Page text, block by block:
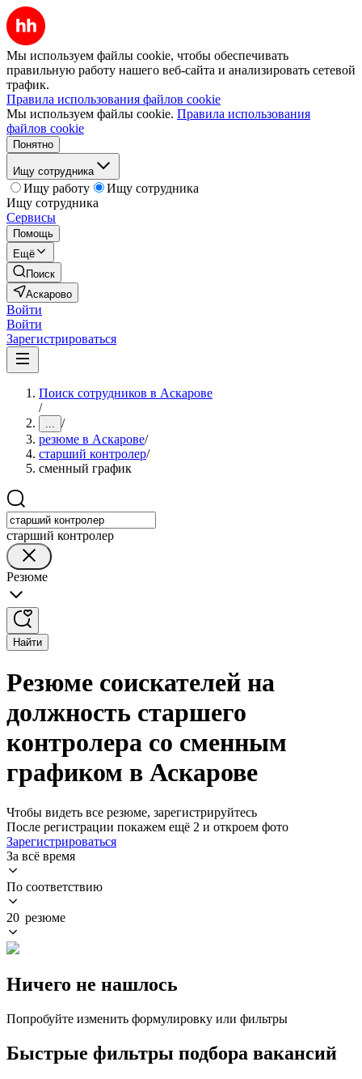
Мы используем файлы cookie, чтобы обеспечивать
правильную работу нашего веб-сайта и анализировать сетевой
трафик.
Правила использования файлов cookie
Мы используем файлы cookie. Правила использования
файлов cookie
Понятно
Ищу сотрудника
Ищу работу
Ищу сотрудника
Ищу сотрудника
Сервисы
Помощь
Ещё
Поиск
Аскарово
Войти
Войти
Зарегистрироваться
Поиск сотрудников в Аскарове
/
... /
резюме в Аскарове/
старший контролер/
сменный график
старший контролер
Резюме
Найти
Резюме соискателей на
должность старшего
контролера со сменным
графиком в Аскарове
Чтобы видеть все резюме, зарегистрируйтесь
После регистрации покажем ещё 2 и откроем фото
Зарегистрироваться
За всё время
По соответствию
20 резюме
Ничего не нашлось
Попробуйте изменить формулировку или фильтры
Быстрые фильтры подбора вакансий